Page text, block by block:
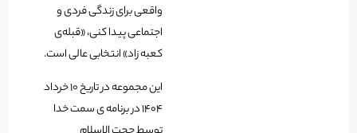
واقعی برای زندگی فردی و
اجتماعی پیدا کنی، «قبله‌ی
کعبه زاد» انتخابی عالی است.
این مجموعه در تاریخ 10 خرداد
1404 در برنامه ی سمت خدا